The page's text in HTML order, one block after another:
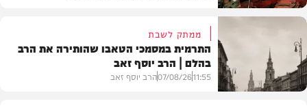
דעות
ממתק לשבת
התרמית במסמכי הטאבו שהותירה את הרב
בהלם | הרב יוסף זאב
11:55
07/08/26הרב יוסף זאב